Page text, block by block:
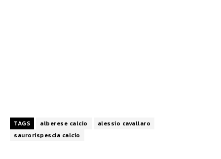
TAGS alberese calcio
alessio cavallaro
saurorispescia calcio